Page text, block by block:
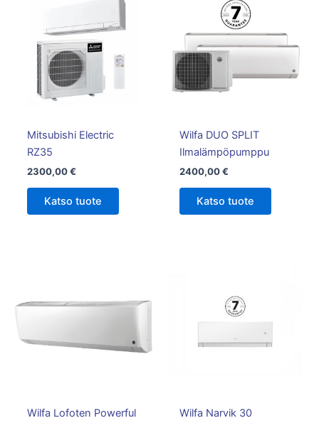
Mitsubishi Electric
RZ35
2300,00€
Katso tuote
Wilfa DUO SPLIT
Ilmalämpöpumppu
2400,00€
Katso tuote
Wilfa Lofoten Powerful
Wilfa Narvik 30